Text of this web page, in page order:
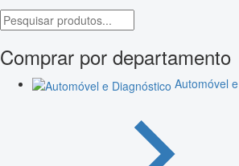
Comprar por departamento
Automóvel